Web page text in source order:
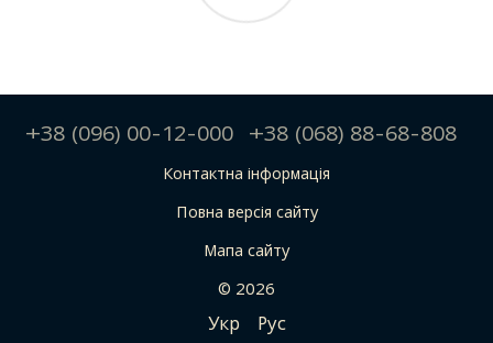
+38 (096) 00-12-000 +38 (068) 88-68-808
Контактна інформація
Повна версія сайту
Мапа сайту
© 2026
Укр Рус